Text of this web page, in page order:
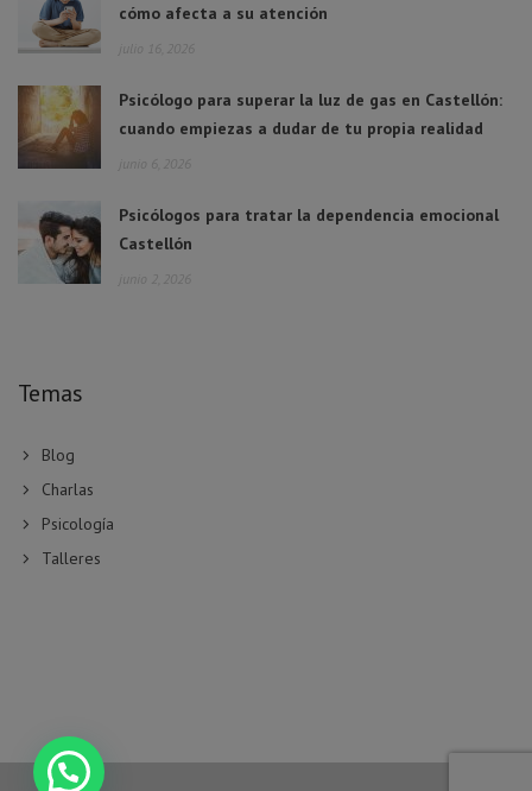
cómo afecta a su atención
julio 16, 2026
Psicólogo para superar la luz de gas en Castellón:
cuando empiezas a dudar de tu propia realidad
junio 6, 2026
Psicólogos para tratar la dependencia emocional
Castellón
junio 2, 2026
Temas
Blog
Charlas
Psicología
Talleres